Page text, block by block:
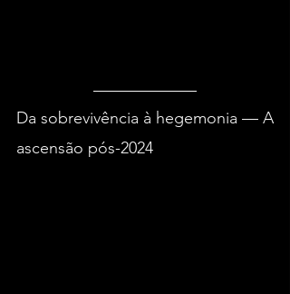
Da sobrevivência à hegemonia — A
ascensão pós-2024